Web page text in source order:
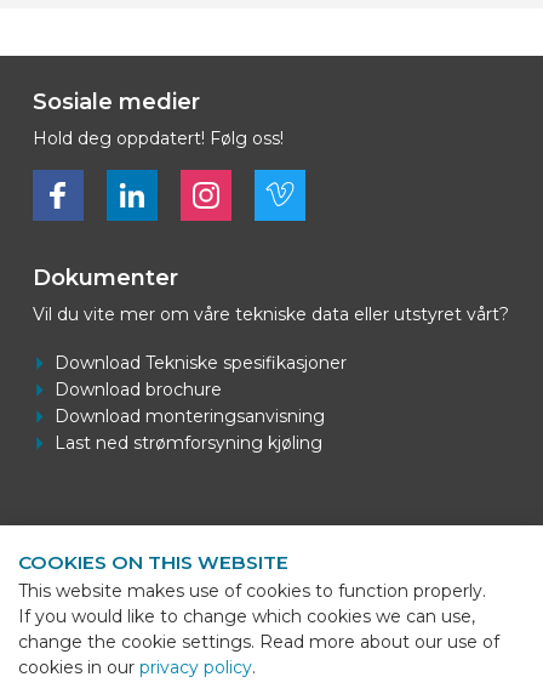
Sosiale medier
Hold deg oppdatert! Følg oss!
Bekijk ons op FacebookBekijk ons op LinkedInBekijk ons op LinkedInBekijk ons op Vimeo
Dokumenter
Vil du vite mer om våre tekniske data eller utstyret vårt?
Download Tekniske spesifikasjoner
Download brochure
Download monteringsanvisning
Last ned strømforsyning kjøling
BEKS Systems
Meerheide 58
5521 DZ Eersel
Telefoon+31 (0)85 - 064 58 92
COOKIES ON THIS WEBSITE
This website makes use of cookies to function properly.
If you would like to change which cookies we can use,
change the cookie settings. Read more about our use of
cookies in our privacy policy.